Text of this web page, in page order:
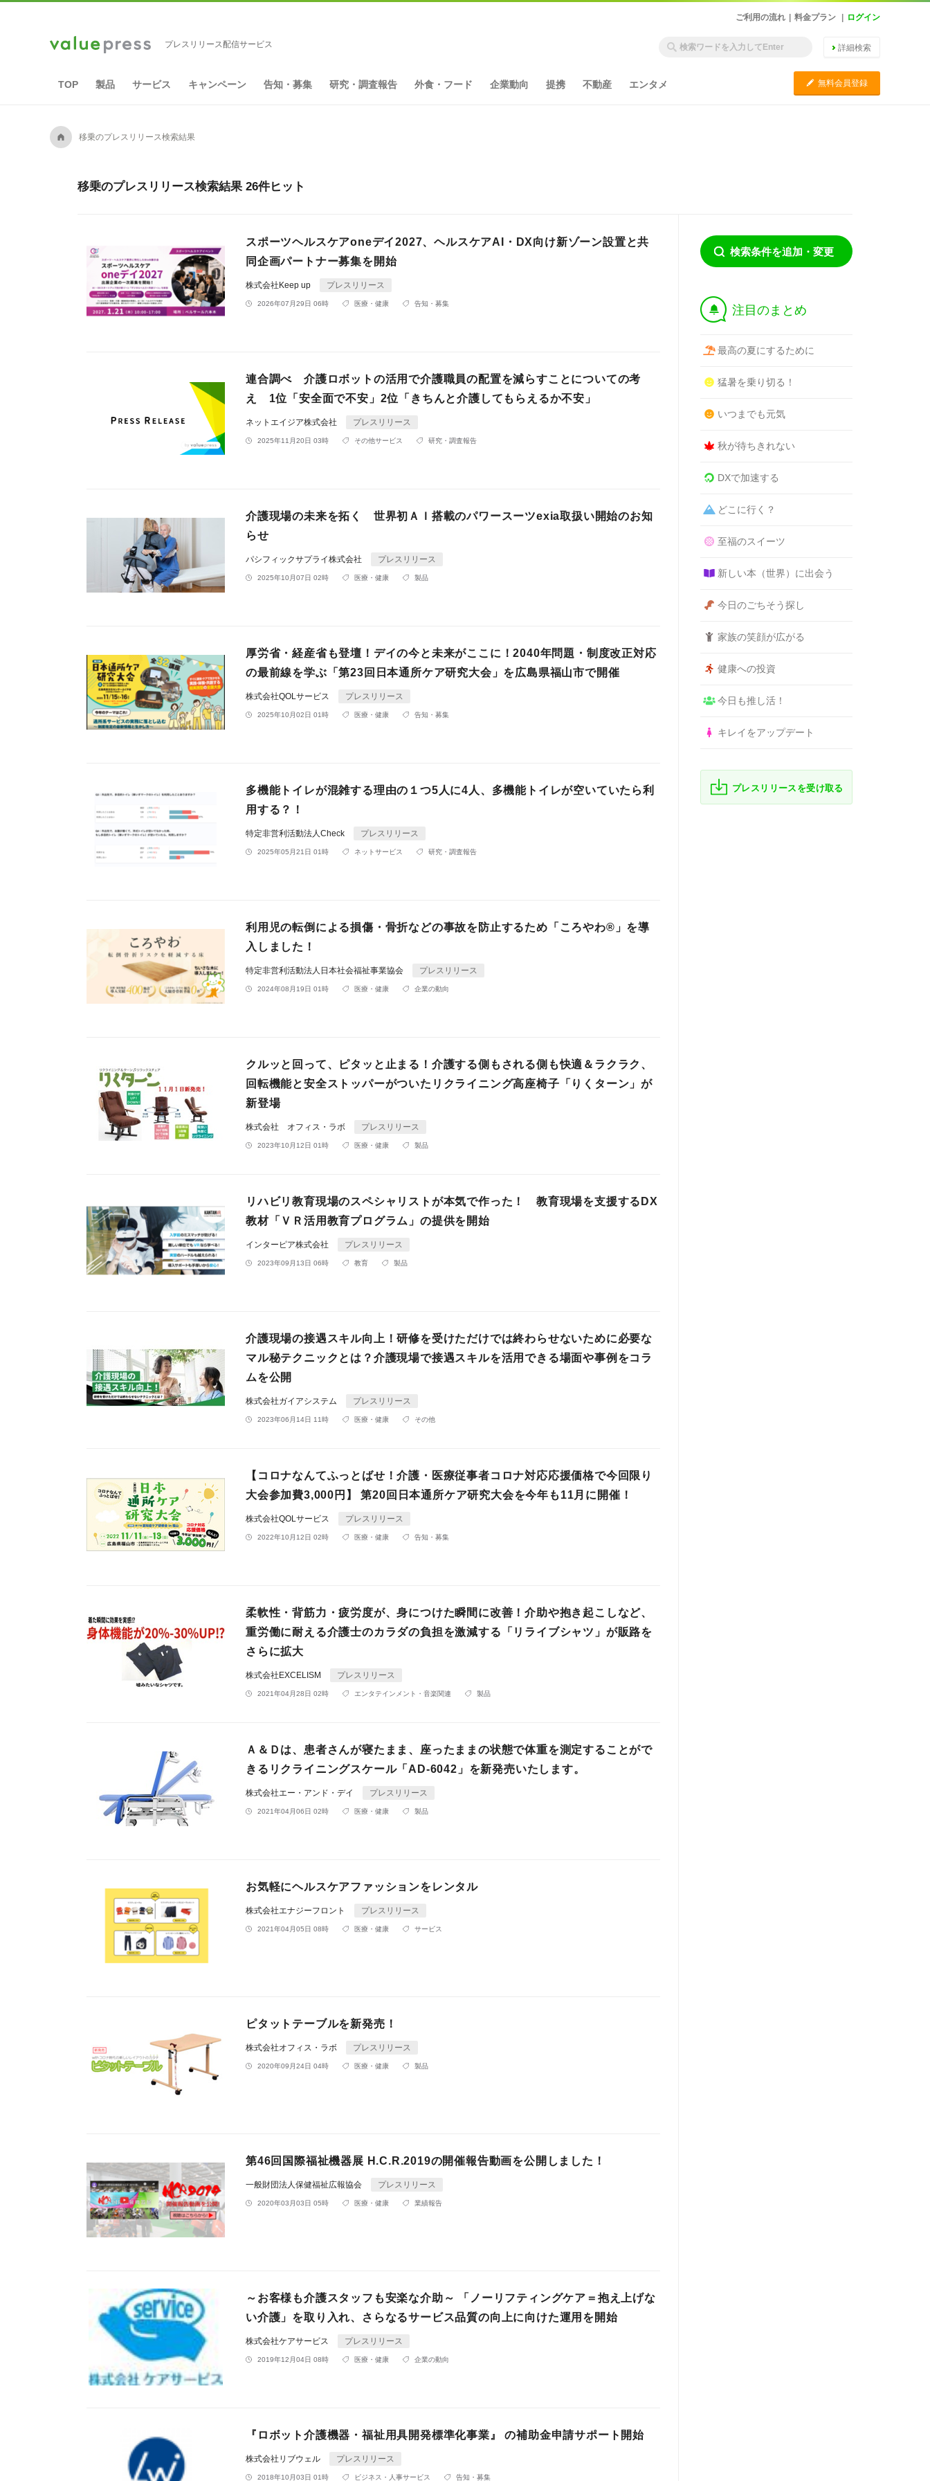
ご利用の流れ 料金プラン ログイン
プレスリリース配信サービス 詳細検索
TOP 製品 サービス キャンペーン 告知・募集 研究・調査報告 外食・フード 企業動向 提携 不動産 エンタメ C 無料会員登録
A 移乗のプレスリリース検索結果
移乗のプレスリリース検索結果 26件ヒット
スポーツヘルスケアoneデイ2027、ヘルスケアAI・DX向け新ゾーン設置と共
同企画パートナー募集を開始
株式会社Keep up プレスリリース
2026年07月29日 06時 医療・健康 告知・募集
連合調べ 介護ロボットの活用で介護職員の配置を減らすことについての考
え 1位「安全面で不安」2位「きちんと介護してもらえるか不安」
ネットエイジア株式会社 プレスリリース
2025年11月20日 03時 その他サービス 研究・調査報告
介護現場の未来を拓く 世界初ＡＩ搭載のパワースーツexia取扱い開始のお知
らせ
パシフィックサプライ株式会社 プレスリリース
2025年10月07日 02時 医療・健康 製品
厚労省・経産省も登壇！デイの今と未来がここに！2040年問題・制度改正対応
の最前線を学ぶ「第23回日本通所ケア研究大会」を広島県福山市で開催
株式会社QOLサービス プレスリリース
2025年10月02日 01時 医療・健康 告知・募集
多機能トイレが混雑する理由の１つ5人に4人、多機能トイレが空いていたら利
用する？！
特定非営利活動法人Check プレスリリース
2025年05月21日 01時 ネットサービス 研究・調査報告
利用児の転倒による損傷・骨折などの事故を防止するため「ころやわ®」を導
入しました！
特定非営利活動法人日本社会福祉事業協会 プレスリリース
2024年08月19日 01時 医療・健康 企業の動向
クルッと回って、ピタッと止まる！介護する側もされる側も快適＆ラクラク、
回転機能と安全ストッパーがついたリクライニング高座椅子「りくターン」が
新登場
株式会社 オフィス・ラボ プレスリリース
2023年10月12日 01時 医療・健康 製品
リハビリ教育現場のスペシャリストが本気で作った！ 教育現場を支援するDX
教材「ＶＲ活用教育プログラム」の提供を開始
インターピア株式会社 プレスリリース
2023年09月13日 06時 教育 製品
介護現場の接遇スキル向上！研修を受けただけでは終わらせないために必要な
マル秘テクニックとは？介護現場で接遇スキルを活用できる場面や事例をコラ
ムを公開
株式会社ガイアシステム プレスリリース
2023年06月14日 11時 医療・健康 その他
【コロナなんてふっとばせ！介護・医療従事者コロナ対応応援価格で今回限り
大会参加費3,000円】 第20回日本通所ケア研究大会を今年も11月に開催！
株式会社QOLサービス プレスリリース
2022年10月12日 02時 医療・健康 告知・募集
柔軟性・背筋力・疲労度が、身につけた瞬間に改善！介助や抱き起こしなど、
重労働に耐える介護士のカラダの負担を激減する「リライブシャツ」が販路を
さらに拡大
株式会社EXCELISM プレスリリース
2021年04月28日 02時 エンタテインメント・音楽関連 製品
Ａ＆Ｄは、患者さんが寝たまま、座ったままの状態で体重を測定することがで
きるリクライニングスケール「AD-6042」を新発売いたします。
株式会社エー・アンド・デイ プレスリリース
2021年04月06日 02時 医療・健康 製品
お気軽にヘルスケアファッションをレンタル
株式会社エナジーフロント プレスリリース
2021年04月05日 08時 医療・健康 サービス
ピタットテーブルを新発売！
株式会社オフィス・ラボ プレスリリース
2020年09月24日 04時 医療・健康 製品
第46回国際福祉機器展 H.C.R.2019の開催報告動画を公開しました！
一般財団法人保健福祉広報協会 プレスリリース
2020年03月03日 05時 医療・健康 業績報告
～お客様も介護スタッフも安楽な介助～ 「ノーリフティングケア＝抱え上げな
い介護」を取り入れ、さらなるサービス品質の向上に向けた運用を開始
株式会社ケアサービス プレスリリース
2019年12月04日 08時 医療・健康 企業の動向
『ロボット介護機器・福祉用具開発標準化事業』 の補助金申請サポート開始
株式会社リブウェル プレスリリース
2018年10月03日 01時 ビジネス・人事サービス 告知・募集
検索条件を追加・変更
† 注目のまとめ
最高の夏にするために
猛暑を乗り切る！
いつまでも元気
秋が待ちきれない
DXで加速する
どこに行く？
至福のスイーツ
新しい本（世界）に出会う
今日のごちそう探し
家族の笑顔が広がる
健康への投資
今日も推し活！
キレイをアップデート
プレスリリースを受け取る